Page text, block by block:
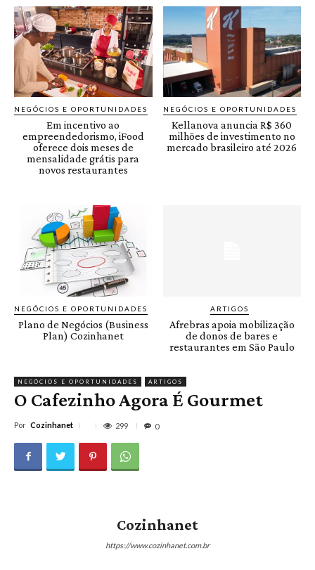
NEGÓCIOS E OPORTUNIDADES
Em incentivo ao
empreendedorismo, iFood
oferece dois meses de
mensalidade grátis para
novos restaurantes
NEGÓCIOS E OPORTUNIDADES
Kellanova anuncia R$ 360
milhões de investimento no
mercado brasileiro até 2026
NEGÓCIOS E OPORTUNIDADES
Plano de Negócios (Business
Plan) Cozinhanet
ARTIGOS
Afrebras apoia mobilização
de donos de bares e
restaurantes em São Paulo